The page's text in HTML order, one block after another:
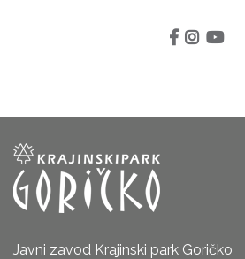
Javni zavod Krajinski park Goričko